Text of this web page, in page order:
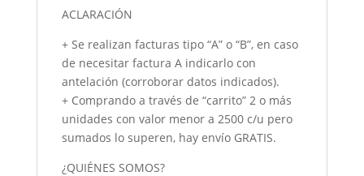
ACLARACIÓN
+ Se realizan facturas tipo “A” o “B”, en caso
de necesitar factura A indicarlo con
antelación (corroborar datos indicados).
+ Comprando a través de “carrito” 2 o más
unidades con valor menor a 2500 c/u pero
sumados lo superen, hay envío GRATIS.
¿QUIÉNES SOMOS?